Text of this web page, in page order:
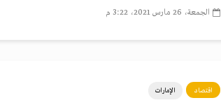
الجمعة، 26 مارس 2021، 3:22 م
اقتصاد الإمارات